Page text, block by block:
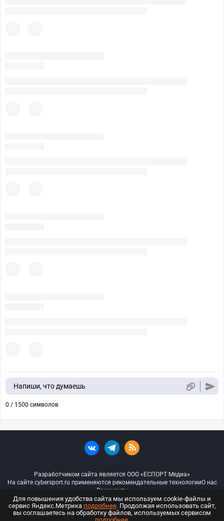
Напиши, что думаешь
0 / 1500 символов
Разработчиком сайта является ООО «ЕСПОРТ Медиа»
На сайте cybersport.ru применяются рекомендательные технологииО нас
Документы
© ООО «Киберспорт.ру» — Все права защищены
Для повышения удобства сайта мы используем cookie-файлы и
сервис Яндекс.Метрика подробнее. Продолжая использовать сайт,
вы соглашаетесь на обработку файлов, используемых сервисом